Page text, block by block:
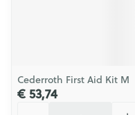
Cederroth First Aid Kit M
€ 53,74